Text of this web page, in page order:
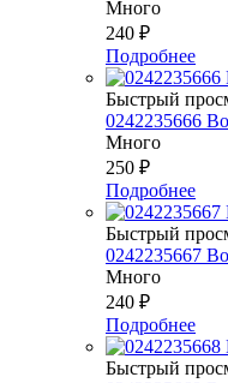
Много
240 ₽
Подробнее
Быстрый
0242235666
Много
250 ₽
Подробнее
Быстрый
0242235667
Много
240 ₽
Подробнее
Быстрый